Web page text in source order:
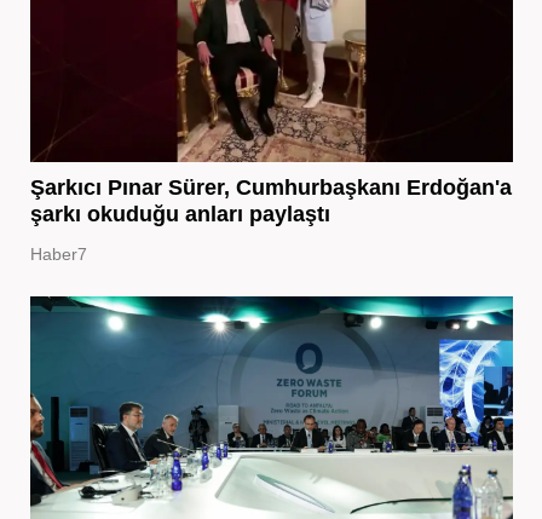
Şarkıcı Pınar Sürer, Cumhurbaşkanı Erdoğan'a
şarkı okuduğu anları paylaştı
Haber7